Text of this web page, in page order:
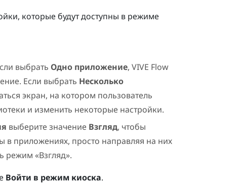
которые будут доступны в режиме
выбратьОдно приложение,VIVE Flow
Если выбрать Несколько
экран, на котором пользователь
и изменить некоторые настройки.
выберите значение Взгляд, чтобы
в приложениях, просто направляя на них
режим «Взгляд».
Войти в режим киоска.